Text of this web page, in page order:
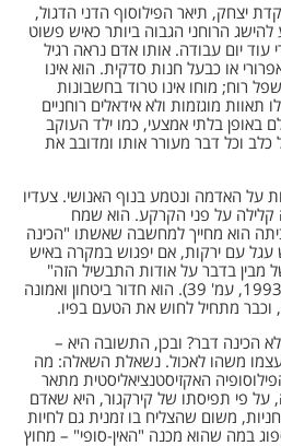
יצחק, תיאר הפילוסוף הדני הדגול,
הרוחני הגבוה ביותר כאיש פשוט
יום עבודה. אותו אדם נראה רגיל
או כבעל חנות סדקית. הוא אינו
שפל רוח; מוחו אינו טרוד בחשבונות
תאוות מוגזמות ולא אידאלים רוחניים
באופן בלתי אמצעי, כמו ילד העוקב
וכל דבר מעורר אותו ומדובב את
על האדמה ונטמע בנוף האנושי. צעדיו
קלילה על פני הקרקע. הוא שמח
הוא מחייך למחשבה שאשתו "הכינה
עגל עם ירקות, אם יפגוש במקרה באיש
מבין בדבר על אודות התבשיל הזה"
(חיל ורעדה, בתרגום אייל לוין, 1993, עמ' 39). הוא חדור ביטחון ואמונה
מתחיל לחוש את הטעם בפיו.
הכינה דבר? ובכן, התשובה היא –
משהו לאכול. נשאלת השאלה: מה
האקזיסטנציאליסטית מתאר
על פי תפיסתו של קירקגור, היא שאדם
משום שהצליח בו זמנית גם לחיות
במה שהוא מכנה "האין-סופי" – מחוץ